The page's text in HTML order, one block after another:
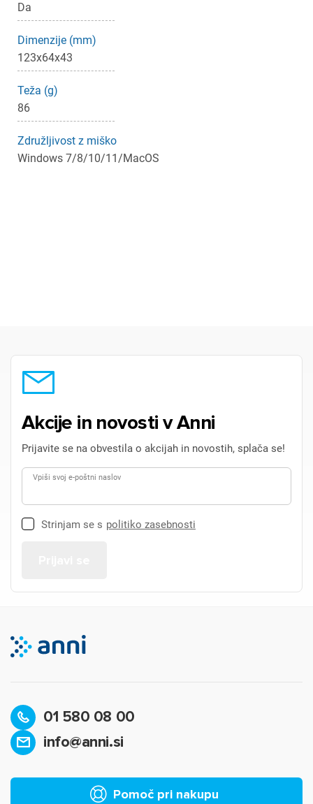
Da
Dimenzije (mm)
123x64x43
Teža (g)
86
Združljivost z miško
Windows 7/8/10/11/MacOS
Akcije in novosti v Anni
Prijavite se na obvestila o akcijah in novostih, splača se!
Vpiši svoj e-poštni naslov
Strinjam se s politiko zasebnosti
01 580 08 00
info@anni.si
Pomoč pri nakupu